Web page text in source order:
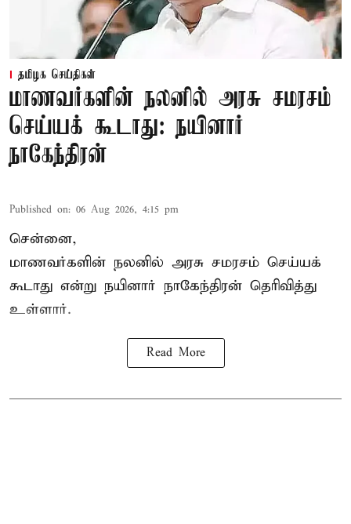
தமிழக செய்திகள்
மாணவர்களின் நலனில் அரசு சமரசம்
செய்யக் கூடாது: நயினார்
நாகேந்திரன்
Published on: 06 Aug 2026, 4:15 pm
சென்னை,
மாணவர்களின் நலனில் அரசு சமரசம் செய்யக்
கூடாது என்று நயினார் நாகேந்திரன் தெரிவித்து
உள்ளார்.
Read More